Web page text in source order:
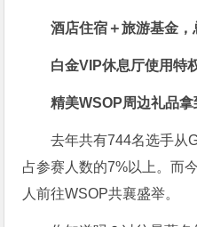
酒店住宿＋旅游基金，
白金VIP休息厅使用特
精美WSOP周边礼品拿
去年共有744名选手从
占参赛人数的7%以上。而
人前往WSOP共襄盛举。